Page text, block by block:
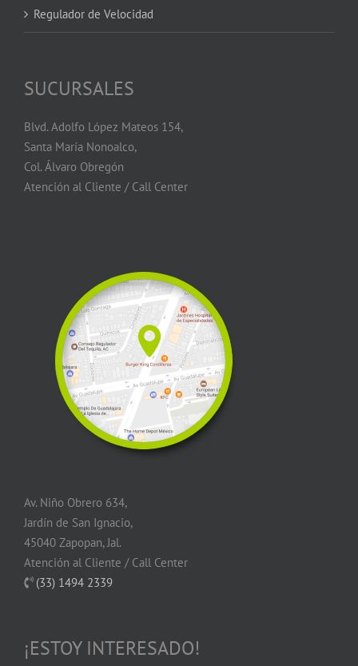
Regulador de Velocidad
SUCURSALES
Blvd. Adolfo López Mateos 154,
Santa María Nonoalco,
Col. Álvaro Obregón
Atención al Cliente / Call Center
Av. Niño Obrero 634,
Jardín de San Ignacio,
45040 Zapopan, Jal.
Atención al Cliente / Call Center
(33) 1494 2339
¡ESTOY INTERESADO!